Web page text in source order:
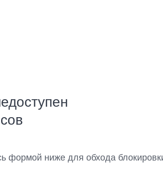
формой ниже для обхода